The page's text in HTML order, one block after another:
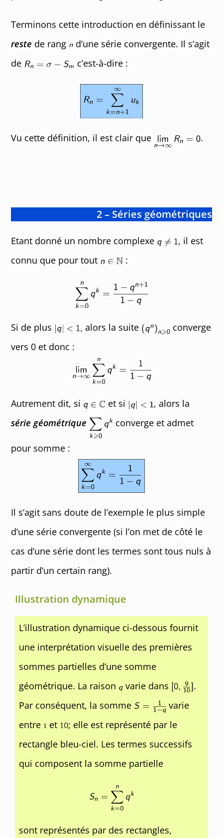
Terminons cette introduction en définissant le
reste de rang
d’une série convergente. Il s’agit
de
, c’est-à-dire :
Vu cette définition, il est clair que .
2 – Séries géométriques
Etant donné un nombre complexe
, il est
connu que pour tout
:
Si de plus alors la suite
converge
vers 0 et donc :
Autrement dit, si et si
, alors la
série géométrique
converge et admet
pour somme :
Il s’agit sans doute de l’exemple le plus simple
d’une série convergente (si l’on met de côté le
cas d’une série dont les termes sont tous nuls à
partir d’un certain rang).
Illustration dynamique
L’illustration dynamique ci-dessous fournit
une interprétation visuelle des premières
sommes partielles d’une somme
géométrique. La raison
varie dans
.
Par conséquent, la somme
varie
entre
et
; elle est représenté par le
rectangle bleu-ciel. Les termes successifs
qui composent la somme partielle
sont représentés par des rectangles,